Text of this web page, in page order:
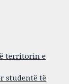
territorin e
studentë të